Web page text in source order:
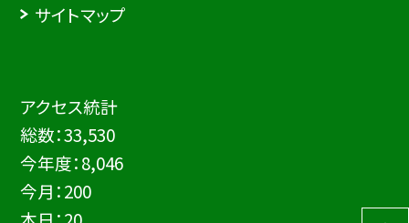
サイトマップ
アクセス統計
総数：33,530
今年度：8,046
今月：200